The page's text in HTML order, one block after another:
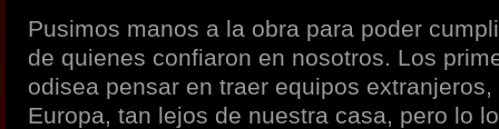
Pusimos manos a la obra para poder
de quienes confiaron en nosotros. Los
odisea pensar en traer equipos
Europa, tan lejos de nuestra casa, pero lo